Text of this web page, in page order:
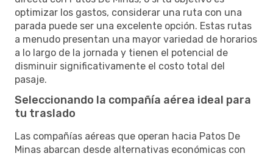
optimizar los gastos, considerar una ruta con una
parada puede ser una excelente opción. Estas rutas
a menudo presentan una mayor variedad de horarios
a lo largo de la jornada y tienen el potencial de
disminuir significativamente el costo total del
pasaje.
Seleccionando la compañía aérea ideal para
tu traslado
Las compañías aéreas que operan hacia Patos De
Minas abarcan desde alternativas económicas con